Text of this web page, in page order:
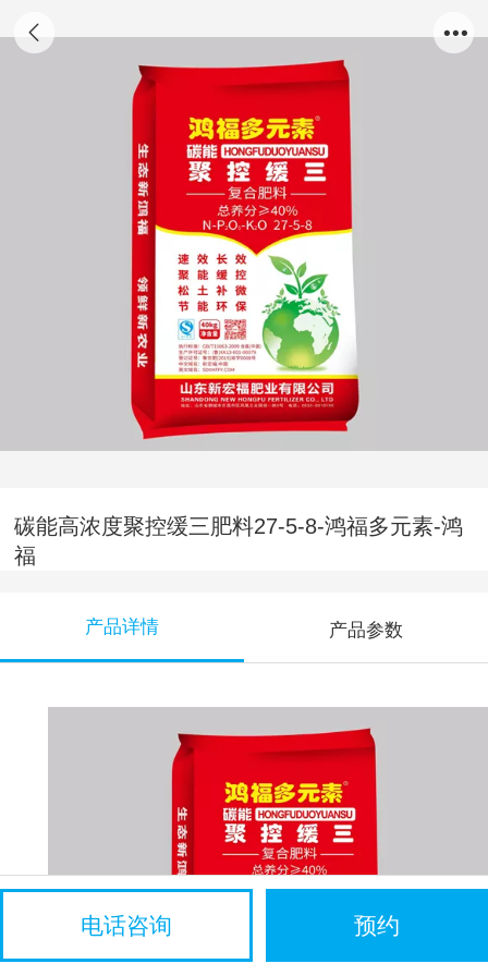
碳能高浓度聚控缓三肥料27-5-8-鸿福多元素-鸿
福
产品详情 产品参数
电话咨询 预约